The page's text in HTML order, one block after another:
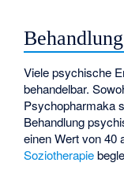
Behandlung
Viele psychische
behandelbar.
Psychopharmaka
Behandlung
einen Wert von 40
Soziotherapie